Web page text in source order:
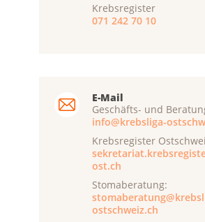
Krebsregister
071 242 70 10
E-Mail
Geschäfts- und
info@krebsliga-
Krebsregister
ost.ch
Stomaberatung:
ostschweiz.ch